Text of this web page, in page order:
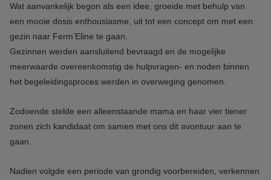
Wat aanvankelijk begon als een idee, groeide met behulp van
een mooie dosis enthousiasme, uit tot een concept om met een
gezin naar Ferm’Eline te gaan.
Gezinnen werden aansluitend bevraagd en de mogelijke
meerwaarde overeenkomstig de hulpvragen- en noden binnen
het begeleidingsproces werden in overweging genomen.
Zodoende stelde een alleenstaande mama en haar vier tiener
zonen zich kandidaat om samen met ons dit avontuur aan te
gaan.
Nadien volgde een periode van grondig voorbereiden, verkennen